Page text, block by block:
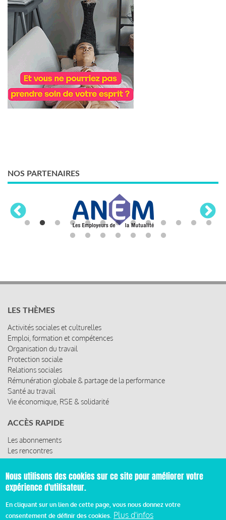
NOS PARTENAIRES
LES THÈMES
Activités sociales et culturelles
Emploi, formation et compétences
Organisation du travail
Protection sociale
Relations sociales
Rémunération globale & partage de la performance
Santé au travail
Vie économique, RSE & solidarité
ACCÈS RAPIDE
Les abonnements
Les rencontres
Les ressources
© 2019 Miroir Social - Réalisé parCafffeine
Nous utilisons des cookies sur ce site pour améliorer votre
expérience d'utilisateur.
En cliquant sur un lien de cette page, vous nous donnez votre
consentement de définir des cookies. Plus d'infos